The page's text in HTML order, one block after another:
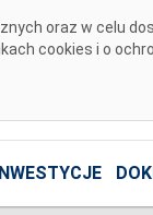
oraz w celu
cookies i o